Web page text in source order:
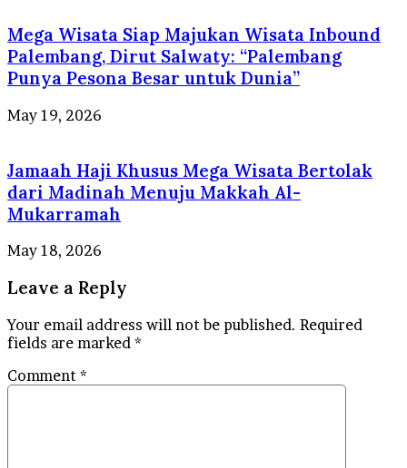
Mega Wisata Siap Majukan Wisata Inbound
Palembang, Dirut Salwaty: “Palembang
Punya Pesona Besar untuk Dunia”
May 19, 2026
Jamaah Haji Khusus Mega Wisata Bertolak
dari Madinah Menuju Makkah Al-
Mukarramah
May 18, 2026
Leave a Reply
Your email address will not be published. Required
fields are marked *
Comment *